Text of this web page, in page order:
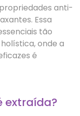
anti-
Essa
tão
onde a
é
extraída?